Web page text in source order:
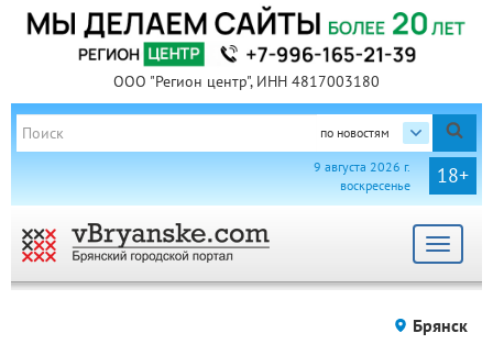
ООО "Регион центр", ИНН 4817003180
по новостям
18+
9 августа 2026 г.
воскресенье
Toggle
Брянск